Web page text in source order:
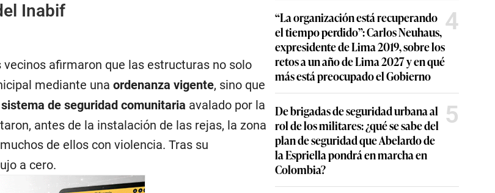
Inabif
vecinos afirmaron que las estructuras no solo
mediante una ordenanza vigente, sino que
sistema de seguridad comunitaria avalado por la
antes de la instalación de las rejas, la zona
de ellos con violencia. Tras su
a cero.
“La organización está recuperando
el tiempo perdido”: Carlos Neuhaus,
expresidente de Lima 2019, sobre los
retos a un año de Lima 2027 y en qué
más está preocupado el Gobierno
4
De brigadas de seguridad urbana al
rol de los militares: ¿qué se sabe del
plan de seguridad que Abelardo de
la Espriella pondrá en marcha en
Colombia?
5